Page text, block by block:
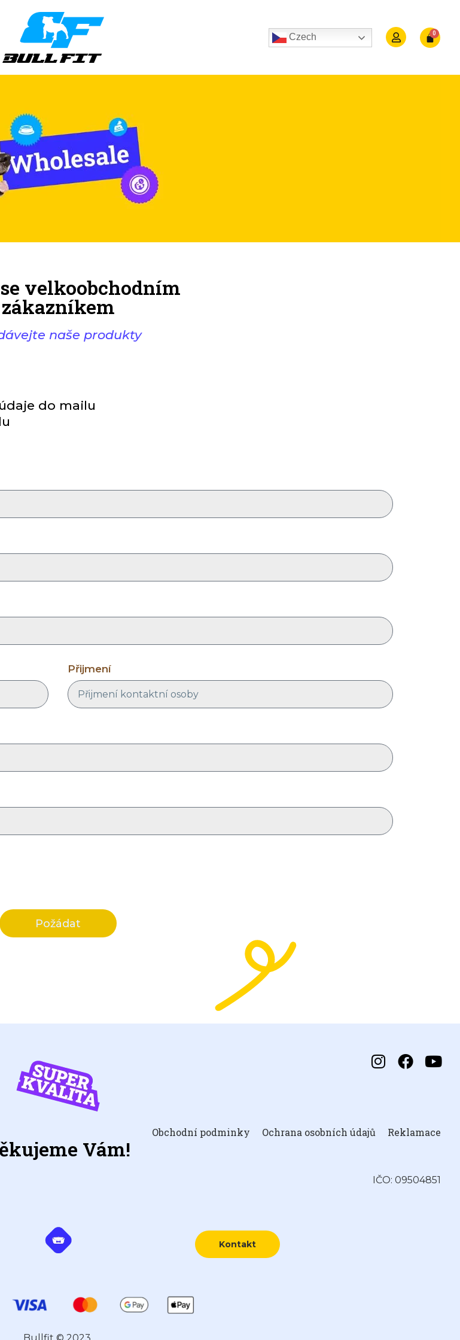
Czech
velkoobchodním
zákazníkem
naše produkty
do mailu
Přijmení
Požádat
Obchodní podminky Ochrana osobních údajů Reklamace
Vám!
IČO: 09504851
Kontakt